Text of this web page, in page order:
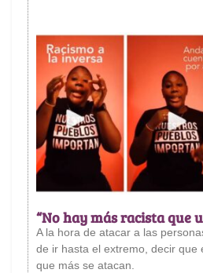
“No hay más racista que
A la hora de atacar a las
de ir hasta el extremo, decir que
que más se atacan.